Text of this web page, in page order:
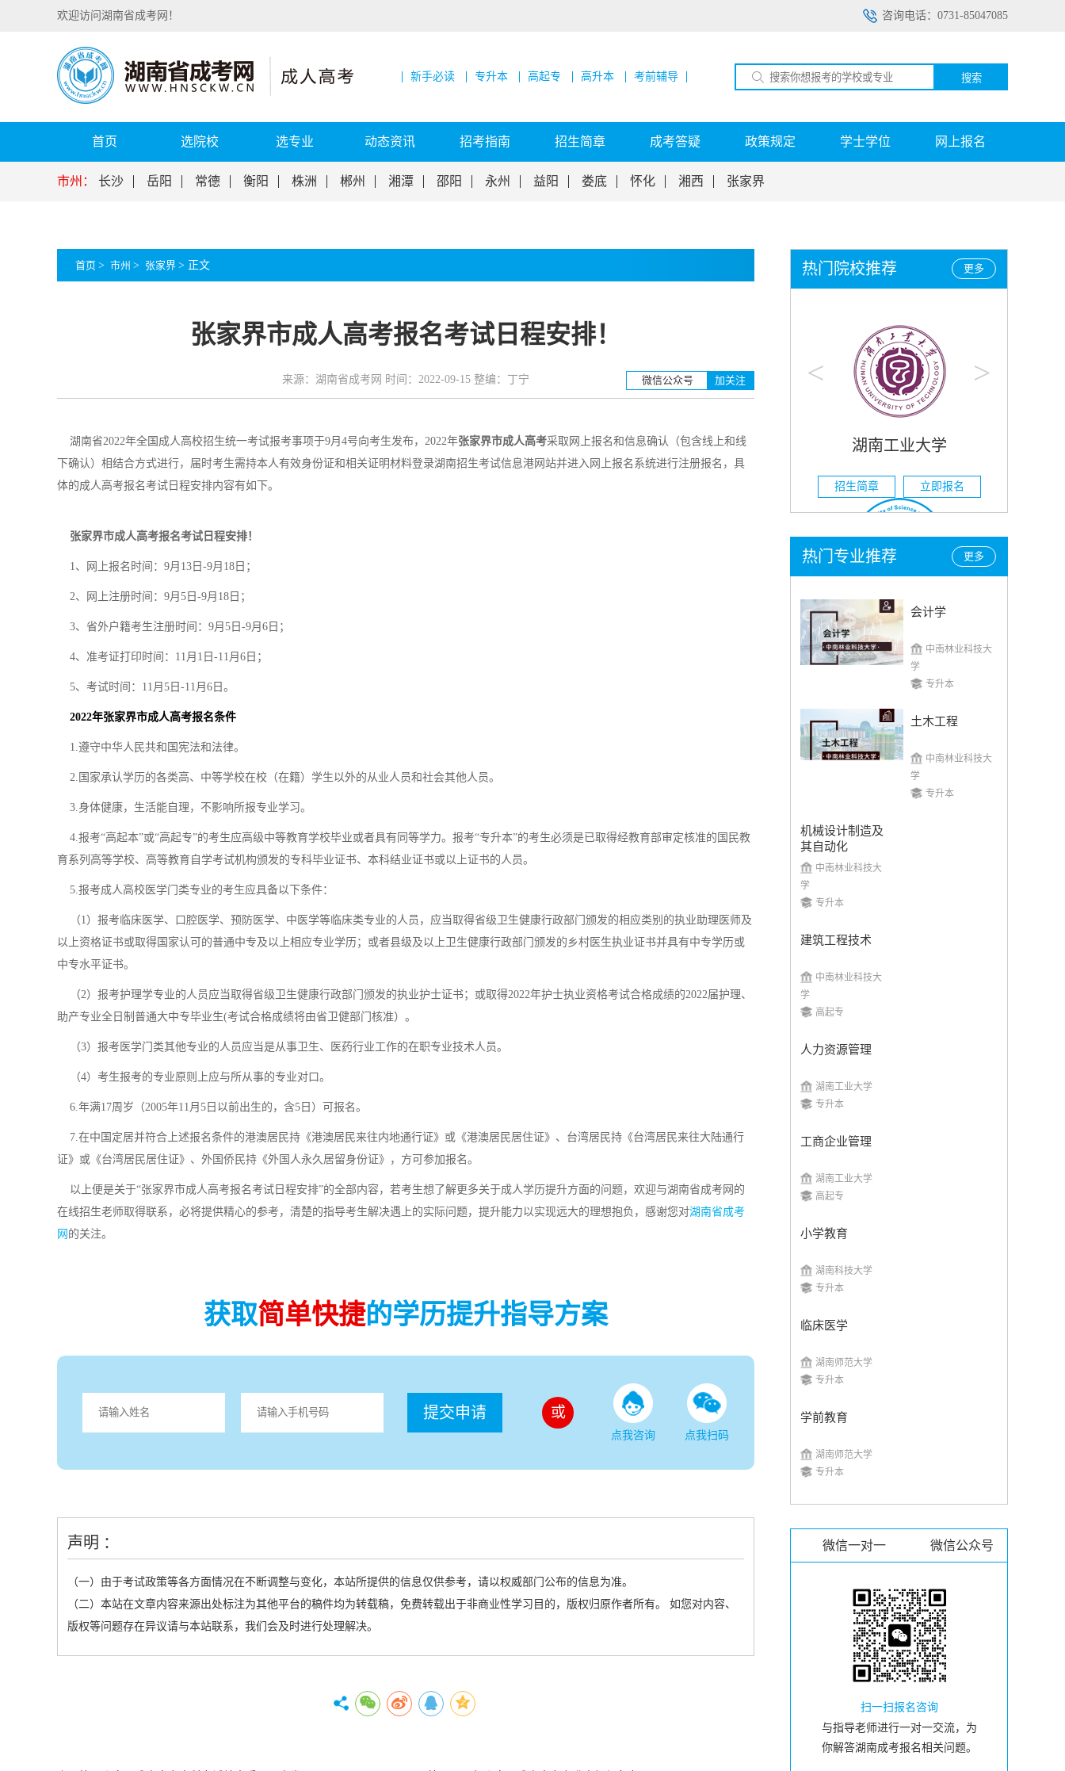
咨询电话：0731-85047085
欢迎访问湖南省成考网！
新手必读 专升本 高起专 高升本 考前辅导 搜索
首页 选院校 选专业 动态资讯 招考指南 招生简章 成考答疑 政策规定 学士学位 网上报名
市州： 长沙 岳阳 常德 衡阳 株洲 郴州 湘潭 邵阳 永州 益阳 娄底 怀化 湘西 张家界
首页 > 市州 > 张家界 > 正文
张家界市成人高考报名考试日程安排！
来源：湖南省成考网 时间：2022-09-15 整编：丁宁 微信公众号 加关注
湖南省2022年全国成人高校招生统一考试报考事项于9月4号向考生发布，2022年张家界市成人高考采取网上报名和信息确认（包含线上和线
下确认）相结合方式进行，届时考生需持本人有效身份证和相关证明材料登录湖南招生考试信息港网站并进入网上报名系统进行注册报名，具
体的成人高考报名考试日程安排内容有如下。
张家界市成人高考报名考试日程安排！
1、网上报名时间：9月13日-9月18日；
2、网上注册时间：9月5日-9月18日；
3、省外户籍考生注册时间：9月5日-9月6日；
4、准考证打印时间：11月1日-11月6日；
5、考试时间：11月5日-11月6日。
2022年张家界市成人高考报名条件
1.遵守中华人民共和国宪法和法律。
2.国家承认学历的各类高、中等学校在校（在籍）学生以外的从业人员和社会其他人员。
3.身体健康，生活能自理，不影响所报专业学习。
4.报考“高起本”或“高起专”的考生应高级中等教育学校毕业或者具有同等学力。报考“专升本”的考生必须是已取得经教育部审定核准的国民教
育系列高等学校、高等教育自学考试机构颁发的专科毕业证书、本科结业证书或以上证书的人员。
5.报考成人高校医学门类专业的考生应具备以下条件：
（1）报考临床医学、口腔医学、预防医学、中医学等临床类专业的人员，应当取得省级卫生健康行政部门颁发的相应类别的执业助理医师及
以上资格证书或取得国家认可的普通中专及以上相应专业学历；或者县级及以上卫生健康行政部门颁发的乡村医生执业证书并具有中专学历或
中专水平证书。
（2）报考护理学专业的人员应当取得省级卫生健康行政部门颁发的执业护士证书；或取得2022年护士执业资格考试合格成绩的2022届护理、
助产专业全日制普通大中专毕业生(考试合格成绩将由省卫健部门核准）。
（3）报考医学门类其他专业的人员应当是从事卫生、医药行业工作的在职专业技术人员。
（4）考生报考的专业原则上应与所从事的专业对口。
6.年满17周岁（2005年11月5日以前出生的，含5日）可报名。
7.在中国定居并符合上述报名条件的港澳居民持《港澳居民来往内地通行证》或《港澳居民居住证》、台湾居民持《台湾居民来往大陆通行
证》或《台湾居民居住证》、外国侨民持《外国人永久居留身份证》，方可参加报名。
以上便是关于“张家界市成人高考报名考试日程安排”的全部内容，若考生想了解更多关于成人学历提升方面的问题，欢迎与湖南省成考网的
在线招生老师取得联系，必将提供精心的参考，清楚的指导考生解决遇上的实际问题，提升能力以实现远大的理想抱负，感谢您对湖南省成考
网 的关注。
获取简单快捷的学历提升指导方案
提交申请 或
点我咨询 点我扫码
声明 ：
（一）由于考试政策等各方面情况在不断调整与变化，本站所提供的信息仅供参考，请以权威部门公布的信息为准。
（二）本站在文章内容来源出处标注为其他平台的稿件均为转载稿，免费转载出于非商业性学习目的，版权归原作者所有。 如您对内容、
版权等问题存在异议请与本站联系，我们会及时进行处理解决。
更多
热门院校推荐
< >
湖南工业大学
招生简章 立即报名
湖南科技大学
招生简章
湖南农业大学
招生简章
招生简章
湖南师范大学
招生简章
招生简章
更多
热门专业推荐
会计学
中南林业科技大
学
专升本
土木工程
中南林业科技大
学
专升本
建筑工程技术
中南林业科技大
学
高起专
人力资源管理
湖南工业大学
专升本
工商企业管理
湖南工业大学
高起专
小学教育
湖南科技大学
专升本
临床医学
湖南师范大学
专升本
学前教育
湖南师范大学
专升本
微信一对一 微信公众号
扫一扫报名咨询
与指导老师进行一对一交流，为
你解答湖南成考报名相关问题。